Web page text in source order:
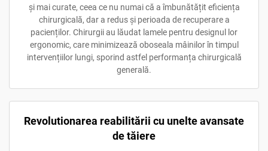
și mai curate, ceea ce nu numai că a îmbunătățit eficiența
chirurgicală, dar a redus și perioada de recuperare a
pacienților. Chirurgii au lăudat lamele pentru designul lor
ergonomic, care minimizează oboseala mâinilor în timpul
intervențiilor lungi, sporind astfel performanța chirurgicală
generală.
Revolutionarea reabilitării cu unelte avansate
de tăiere